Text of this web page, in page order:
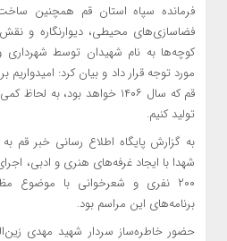
فرمانده سپاه استان قم همچنین
فضاسازی‌های محیطی، دیوارنگاره و
کوچه‌ها به نام شهیدان توسط شهرداری
مورد توجه قرار داد و بیان کرد:
قم که سال ۱۴۰۶ خواهد بود، به
تولید کنیم.
به گزارش پایگاه اطلاع رسانی خبر قم
شهدا با ایجاد غرفه‌‌های هنری و ادبی،
۲۰۰ نفری و شعرخوانی با موضوع
برنامه‌های این مراسم بود.
حضور خاطره‌ساز سردار شهید مهدی